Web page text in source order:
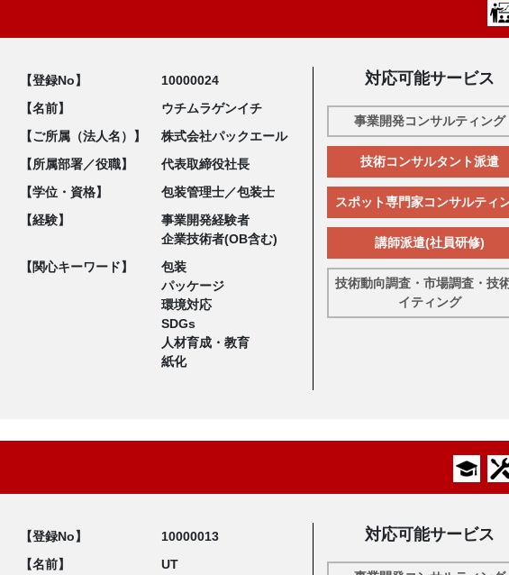
【登録No】
10000024
【名前】
ウチムラゲンイチ
【ご所属（法人名）】
株式会社パックエール
【所属部署／役職】
代表取締役社長
【学位・資格】
包装管理士／包装士
【経験】
事業開発経験者
企業技術者(OB含む)
【関心キーワード】
包装
パッケージ
環境対応
SDGs
人材育成・教育
紙化
対応可能サービス
事業開発コンサルティング
技術コンサルタント派遣
スポット専門家コンサルティ
講師派遣(社員研修)
技術動向調査・市場調査・技
イティング
【登録No】
10000013
【名前】
UT
対応可能サービス